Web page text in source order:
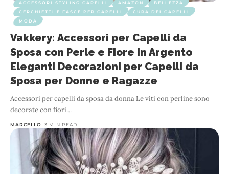
ACCESSORI STYLING CAPELLI AMAZON
BELLEZZA
CERCHIETTI E FASCE PER CAPELLI
CURA DEI CAPELLI
MODA
Vakkery: Accessori per Capelli da
Sposa con Perle e Fiore in Argento
Eleganti Decorazioni per Capelli da
Sposa per Donne e Ragazze
Accessori per capelli da sposa da donna Le viti con perline sono
decorate con fiori…
MARCELLO 3 MIN READ